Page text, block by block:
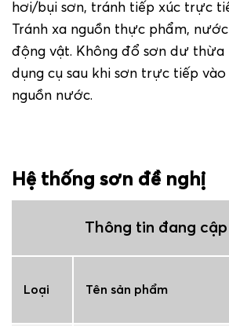
hơi/bụi sơn, tránh tiếp xúc trực
Tránh xa nguồn thực phẩm,
động vật. Không đổ sơn dư
dụng cụ sau khi sơn trực tiếp vào
nguồn nước.
Hệ thống sơn đề nghị
Thông tin đang
Loại Tên sản phẩm